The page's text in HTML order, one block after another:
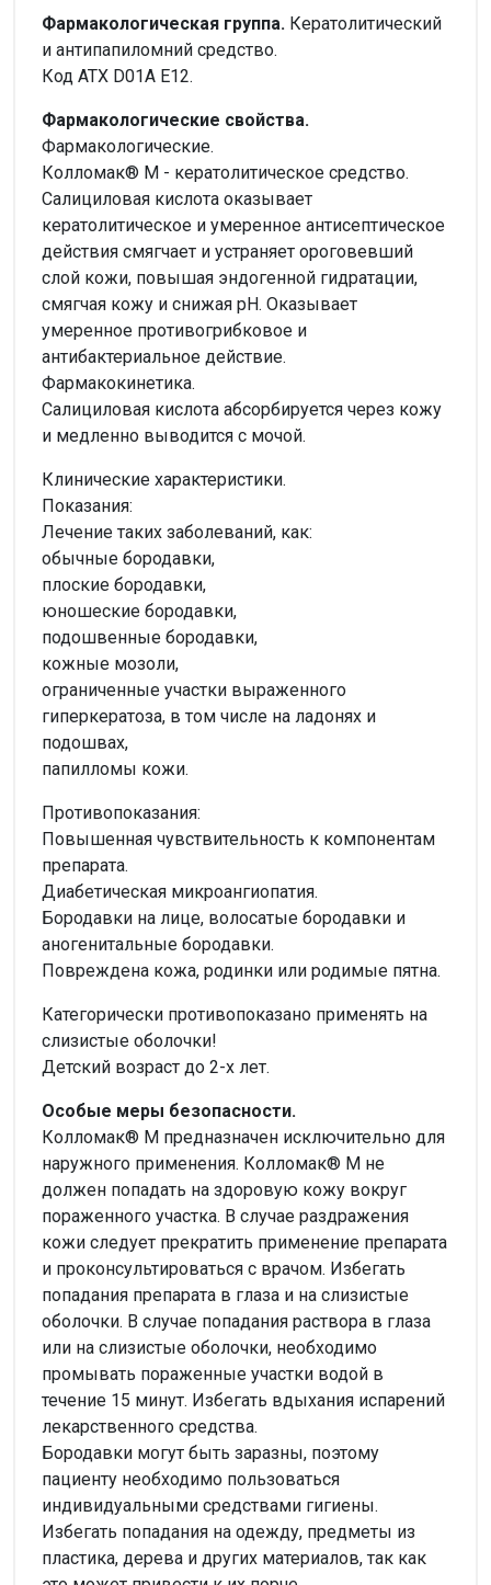
Фармакологическая группа. Кератолитический
и антипапиломний средство.
Код АТХ D01A Е12.
Фармакологические свойства.
Фармакологические.
Колломак® М - кератолитическое средство.
Салициловая кислота оказывает
кератолитическое и умеренное антисептическое
действия смягчает и устраняет ороговевший
слой кожи, повышая эндогенной гидратации,
смягчая кожу и снижая рН. Оказывает
умеренное противогрибковое и
антибактериальное действие.
Фармакокинетика.
Салициловая кислота абсорбируется через кожу
и медленно выводится с мочой.
Клинические характеристики.
Показания:
Лечение таких заболеваний, как:
обычные бородавки,
плоские бородавки,
юношеские бородавки,
подошвенные бородавки,
кожные мозоли,
ограниченные участки выраженного
гиперкератоза, в том числе на ладонях и
подошвах,
папилломы кожи.
Противопоказания:
Повышенная чувствительность к компонентам
препарата.
Диабетическая микроангиопатия.
Бородавки на лице, волосатые бородавки и
аногенитальные бородавки.
Повреждена кожа, родинки или родимые пятна.
Категорически противопоказано применять на
слизистые оболочки!
Детский возраст до 2-х лет.
Особые меры безопасности.
Колломак® М предназначен исключительно для
наружного применения. Колломак® М не
должен попадать на здоровую кожу вокруг
пораженного участка. В случае раздражения
кожи следует прекратить применение препарата
и проконсультироваться с врачом. Избегать
попадания препарата в глаза и на слизистые
оболочки. В случае попадания раствора в глаза
или на слизистые оболочки, необходимо
промывать пораженные участки водой в
течение 15 минут. Избегать вдыхания испарений
лекарственного средства.
Бородавки могут быть заразны, поэтому
пациенту необходимо пользоваться
индивидуальными средствами гигиены.
Избегать попадания на одежду, предметы из
пластика, дерева и других материалов, так как